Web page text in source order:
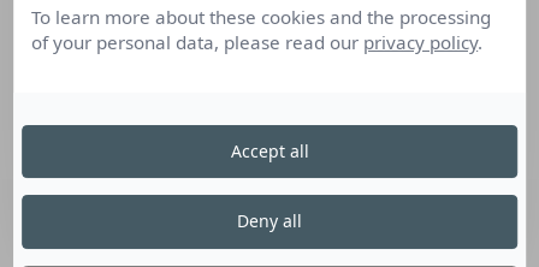
Description du poste
doit répondre en tout temps aux attentes de la marque,
représentée par toute l’équipe lors de la saison.
Vos missions : tenue de la caisse, prise de commandes
en lien avec la cuisine, service, mise en rayon épicerie,
To learn more about these cookies and the processing
of your personal data, please read our privacy policy.
Deny all
Accept all